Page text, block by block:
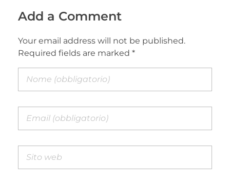
Add a Comment
Your email address will not be published.
Required fields are marked *